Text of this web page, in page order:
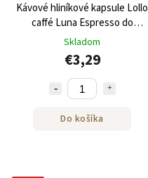
Kávové hliníkové kapsule Lollo
caffé Luna Espresso do
NESPRESSO® 10 ks
Skladom
€3,29
Do košíka